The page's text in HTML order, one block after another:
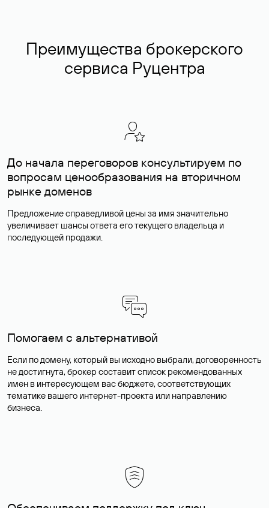
Преимущества брокерского
сервиса Руцентра
До начала переговоров консультируем по
вопросам ценообразования на вторичном
рынке доменов
Предложение справедливой цены за имя значительно
увеличивает шансы ответа его текущего владельца и
последующей продажи.
Помогаем с альтернативой
Если по домену, который вы исходно выбрали, договоренность
не достигнута, брокер составит список рекомендованных
имен в интересующем вас бюджете, соответствующих
тематике вашего интернет-проекта или направлению
бизнеса.